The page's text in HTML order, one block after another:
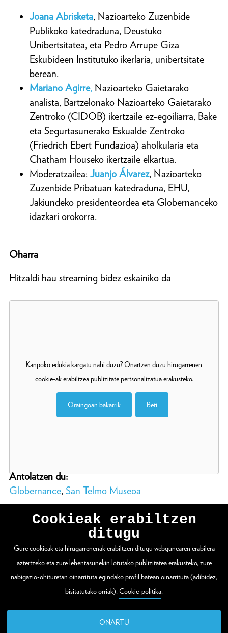
Joana Abrisketa, Nazioarteko Zuzenbide
Publikoko katedraduna, Deustuko
Unibertsitatea, eta Pedro Arrupe Giza
Eskubideen Institutuko ikerlaria, unibertsitate
berean.
Mariano Agirre, Nazioarteko Gaietarako
analista, Bartzelonako Nazioarteko Gaietarako
Zentroko (CIDOB) ikertzaile ez-egoiliarra, Bake
eta Segurtasunerako Eskualde Zentroko
(Friedrich Ebert Fundazioa) aholkularia eta
Chatham Houseko ikertzaile elkartua.
Moderatzailea: Juanjo Álvarez, Nazioarteko
Zuzenbide Pribatuan katedraduna, EHU,
Jakiundeko presidenteordea eta Globernanceko
idazkari orokorra.
Oharra
Hitzaldi hau streaming bidez eskainiko da
Kanpoko edukia kargatu nahi duzu? Onartzen duzu hirugarrenen
cookie-ak erabiltzea publizitate pertsonalizatua erakusteko.
Oraingoan bakarrik Beti
Antolatzen du:
Globernance, San Telmo Museoa
WEBGUNE OSOA IKUSI
20003 Donostia / San Sebastián
Cookieak erabiltzen
ditugu
Gure cookieak eta hirugarrenenak erabiltzen ditugu webgunearen erabilera
aztertzeko eta zure lehentasunekin lotutako publizitatea erakusteko, zure
nabigazio-ohituretan oinarrituta egindako profil batean oinarrituta (adibidez,
bisitatutako orriak).Cookie-politika.
ONARTU